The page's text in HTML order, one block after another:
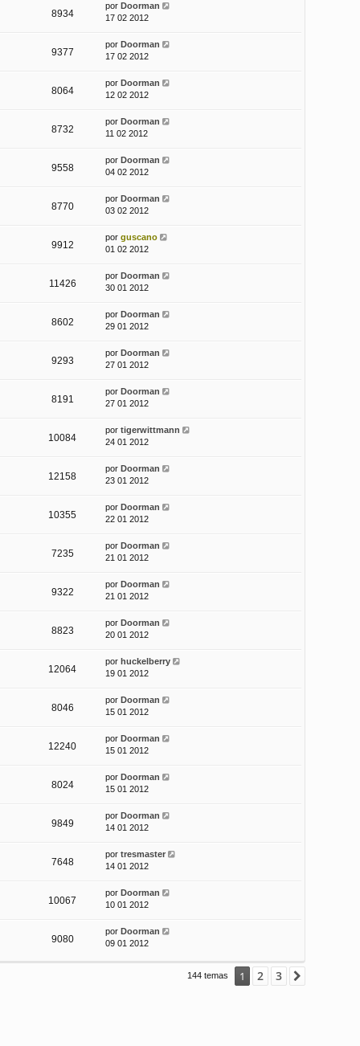
8934
por Doorman
17 02 2012
9377
por Doorman
17 02 2012
8064
por Doorman
12 02 2012
8732
por Doorman
11 02 2012
9558
por Doorman
04 02 2012
8770
por Doorman
03 02 2012
9912
por guscano
01 02 2012
11426
por Doorman
30 01 2012
8602
por Doorman
29 01 2012
9293
por Doorman
27 01 2012
8191
por Doorman
27 01 2012
10084
por tigerwittmann
24 01 2012
12158
por Doorman
23 01 2012
10355
por Doorman
22 01 2012
7235
por Doorman
21 01 2012
9322
por Doorman
21 01 2012
8823
por Doorman
20 01 2012
12064
por huckelberry
19 01 2012
8046
por Doorman
15 01 2012
12240
por Doorman
15 01 2012
8024
por Doorman
15 01 2012
9849
por Doorman
14 01 2012
7648
por tresmaster
14 01 2012
10067
por Doorman
10 01 2012
9080
por Doorman
09 01 2012
144 temas 1 2 3